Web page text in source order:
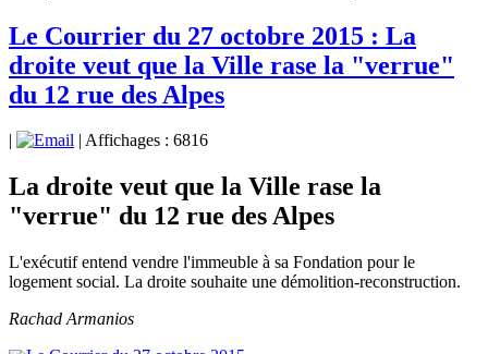
Le Courrier du 27 octobre 2015 : La
droite veut que la Ville rase la "verrue"
du 12 rue des Alpes
| Affichages : 6816
La droite veut que la Ville rase la
"verrue" du 12 rue des Alpes
L'exécutif entend vendre l'immeuble à sa Fondation pour le
logement social. La droite souhaite une démolition-reconstruction.
Rachad Armanios